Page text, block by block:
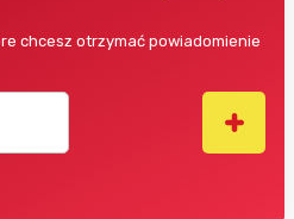
chcesz otrzymać powiadomienie